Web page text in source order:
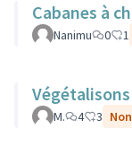
Cabanes à
Nanimu 0 1
M. 4 3